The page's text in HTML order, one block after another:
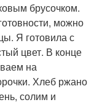
брусочком.
можно
Я готовила с
цвет. В конце
на
Хлеб ржано
солим и